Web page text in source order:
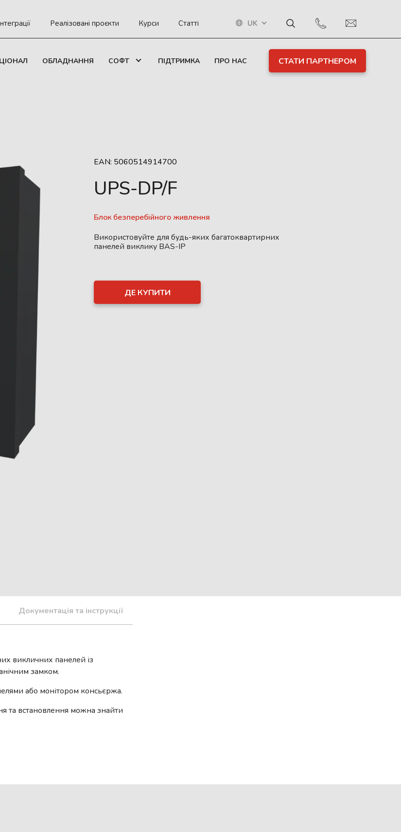
Реалізовані проєкти Курси Статті UK
ОБЛАДНАННЯ СОФТ ПІДТРИМКА ПРО НАС СТАТИ ПАРТНЕРОМ
EAN: 5060514914700
UPS-DP/F
Блок безперебійного живлення
Використовуйте для будь-яких багатоквартирних
панелей виклику BAS-IP
ДЕ КУПИТИ
Документація та інструкції
викличних панелей із
замком.
або монітором консьєржа.
та встановлення можна знайти